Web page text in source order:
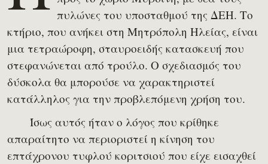
πυλώνες του υποσταθμού της ΔΕΗ. Το
κτήριο, που ανήκει στη Μητρόπολη Ηλείας, είναι
μια τετραώροφη, σταυροειδής κατασκευή που
στεφανώνεται από τρούλο. Ο σχεδιασμός του
δύσκολα θα μπορούσε να χαρακτηριστεί
κατάλληλος για την προβλεπόμενη χρήση του.
Ίσως αυτός ήταν ο λόγος που κρίθηκε
απαραίτητο να περιοριστεί η κίνηση του
επτάχρονου τυφλού κοριτσιού που είχε εισαχθεί